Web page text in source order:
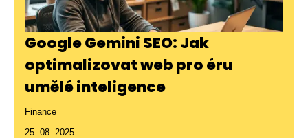
Google Gemini SEO: Jak
optimalizovat web pro éru
umělé inteligence
Finance
25. 08. 2025